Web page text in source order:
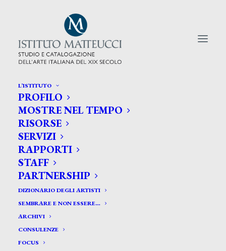
L’ISTITUTO
PROFILO
MOSTRE NEL TEMPO
RISORSE
SERVIZI
RAPPORTI
STAFF
PARTNERSHIP
DIZIONARIO DEGLI ARTISTI
SEMBRARE E NON ESSERE…
ARCHIVI
CONSULENZE
FOCUS
CERCA TRA GLI ARTISTI:
Search
for:
Celiberti Giorgio